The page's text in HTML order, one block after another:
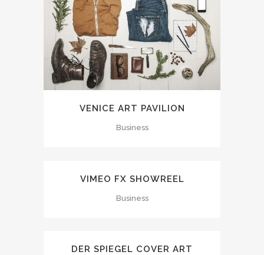
VENICE ART PAVILION
Business
VIMEO FX SHOWREEL
Business
DER SPIEGEL COVER ART